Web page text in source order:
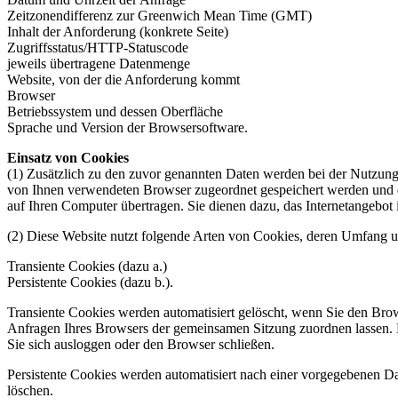
Zeitzonendifferenz zur Greenwich Mean Time (GMT)
Inhalt der Anforderung (konkrete Seite)
Zugriffsstatus/HTTP-Statuscode
jeweils übertragene Datenmenge
Website, von der die Anforderung kommt
Browser
Betriebssystem und dessen Oberfläche
Sprache und Version der Browsersoftware.
Einsatz von Cookies
(1) Zusätzlich zu den zuvor genannten Daten werden bei der
von Ihnen verwendeten Browser zugeordnet gespeichert werden
auf Ihren Computer übertragen. Sie dienen dazu, das
(2) Diese Website nutzt folgende Arten von Cookies, deren Umfang
Transiente Cookies (dazu a.)
Persistente Cookies (dazu b.).
Transiente Cookies werden automatisiert gelöscht, wenn Sie den
Anfragen Ihres Browsers der gemeinsamen Sitzung zuordnen
Sie sich ausloggen oder den Browser schließen.
Persistente Cookies werden automatisiert nach einer vorgegebenen
löschen.